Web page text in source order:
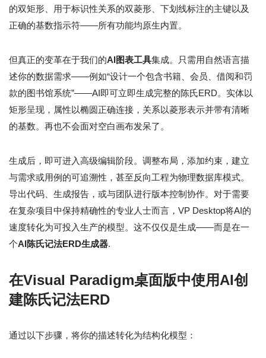
的双矩形、用于标识性关系的双菱形、下划线标注的主键以及
正确的基数指示符——所有功能均原生内置。
但真正的变革在于我们的AI图表工具集成。只需用自然语言描
述你的数据需求——例如“设计一个包含书籍、会员、借阅和罚
款的图书馆系统”——AI即可立即生成完整的陈氏ERD。实体以
矩形呈现，属性以椭圆正确连接，关系以菱形表示并带有清晰
的基数。再也不会面对空白画布发呆了。
生成后，即可进入高级编辑阶段。调整布局，添加约束，建立
与需求或用例的可追溯性，甚至反向工程为物理数据库模式。
导出代码、生成报告，或与团队进行版本控制协作。对于需要
在复杂项目中保持精确性的专业人士而言，VP Desktop将AI的
速度转化为可投入生产的模型。这不仅仅是生成——而是在一
个AI陈氏记法ERD生成器.
在Visual Paradigm桌面版中使用AI创
建陈氏记法ERD
通过以下步骤，将你的描述转化为结构化模型：